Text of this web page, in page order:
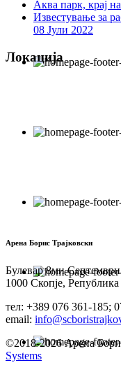
Аква парк, крај
Известување за
08 Јули 2022
Локација
Арена Борис Трајковски
Булевар 8ми
1000 Скопје,
тел: +389 076 361-185;
email:
©2018-2026 Арена
Systems